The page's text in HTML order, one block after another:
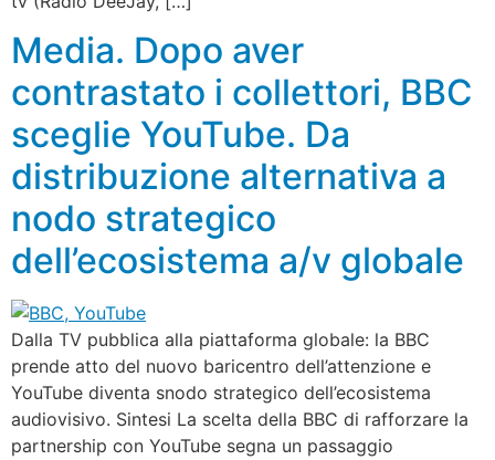
Media. Dopo aver
contrastato i collettori, BBC
sceglie YouTube. Da
distribuzione alternativa a
nodo strategico
dell’ecosistema a/v globale
Dalla TV pubblica alla piattaforma globale: la BBC
prende atto del nuovo baricentro dell’attenzione e
YouTube diventa snodo strategico dell’ecosistema
audiovisivo. Sintesi La scelta della BBC di rafforzare la
partnership con YouTube segna un passaggio